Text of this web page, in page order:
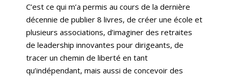
C’est ce qui m’a permis au cours de la dernière
décennie de publier 8 livres, de créer une école et
plusieurs associations, d’imaginer des retraites
de leadership innovantes pour dirigeants, de
tracer un chemin de liberté en tant
qu’indépendant, mais aussi de concevoir des